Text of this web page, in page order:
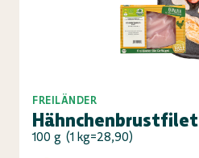
FREILÄNDER
Hähnchenbrustfilet
100 g (1 kg=28,90)